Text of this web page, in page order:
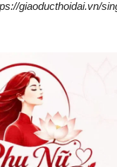
giaoducthoidai.vn/